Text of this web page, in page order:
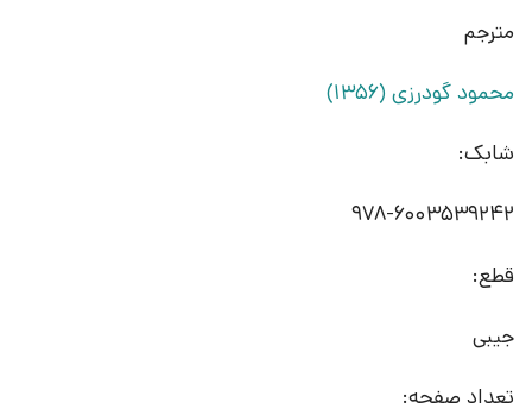
مترجم
محمود گودرزی (1356)
شابک:
978-6003539242
قطع:
جیبی
تعداد صفحه: